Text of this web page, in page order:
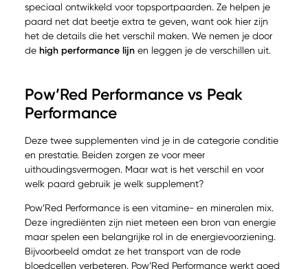
speciaal ontwikkeld voor topsportpaarden. Ze helpen je
paard net dat beetje extra te geven, want ook hier zijn
het de details die het verschil maken. We nemen je door
de high performance lijn en leggen je de verschillen uit.
Pow’Red Performance vs Peak
Performance
Deze twee supplementen vind je in de categorie conditie
en prestatie. Beiden zorgen ze voor meer
uithoudingsvermogen. Maar wat is het verschil en voor
welk paard gebruik je welk supplement?
Pow’Red Performance is een vitamine- en mineralen mix.
Deze ingrediënten zijn niet meteen een bron van energie
maar spelen een belangrijke rol in de energievoorziening.
Bijvoorbeeld omdat ze het transport van de rode
bloedcellen verbeteren. Pow’Red Performance werkt goed